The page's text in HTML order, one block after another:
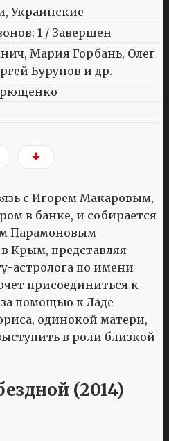
Украинские
1 / Завершен
Мария Горбань, Олег
Бурунов и др.
с Игорем Макаровым,
в банке, и собирается
Парамоновым
Крым, представляя
астролога по имени
присоединиться к
помощью к Ладе
одинокой матери,
в роли близкой
(2014)